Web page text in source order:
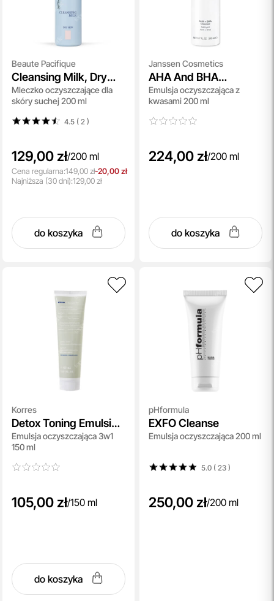
Beaute Pacifique
Cleansing Milk, Dry
Skin
Mleczko oczyszczające dla
skóry suchej 200 ml
4.5 ( 2 )
129,00 zł/200 ml
Cena regularna:149,00 zł-20,00 zł
Najniższa (30 dni):129,00 zł
do koszyka
Janssen Cosmetics
AHA And BHA
Cleanser
Emulsja oczyszczająca z
kwasami 200 ml
224,00 zł/200 ml
do koszyka
Korres
Detox Toning Emulsion
Cleanser
Emulsja oczyszczająca 3w1
150 ml
105,00 zł/150 ml
do koszyka
pHformula
EXFO Cleanse
Emulsja oczyszczająca 200 ml
5.0 ( 23)
250,00 zł/200 ml